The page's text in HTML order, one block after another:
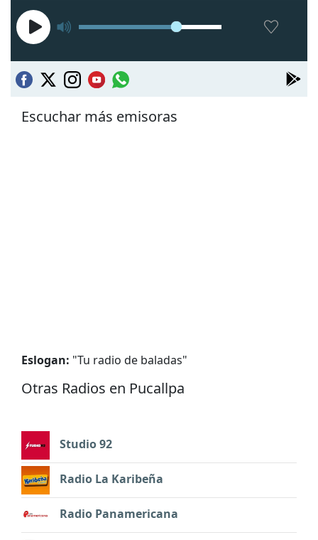
Escuchar más emisoras
Eslogan: "Tu radio de baladas"
Otras Radios en Pucallpa
Studio 92
Radio La Karibeña
Radio Panamericana